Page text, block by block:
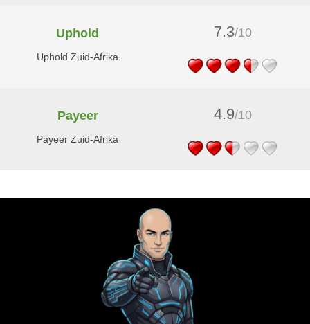
Uphold 7.3/10
Uphold Zuid-Afrika
Payeer 4.9/10
Payeer Zuid-Afrika